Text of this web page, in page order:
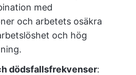
med
och arbetets osäkra
och hög
dödsfallsfrekvenser: